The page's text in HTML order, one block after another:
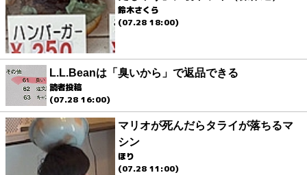
鈴木さくら
(07.28 18:00)
L.L.Beanは「臭いから」で返品できる
読者投稿
(07.28 16:00)
マリオが死んだらタライが落ちるマ
シン
ほり
(07.28 11:00)